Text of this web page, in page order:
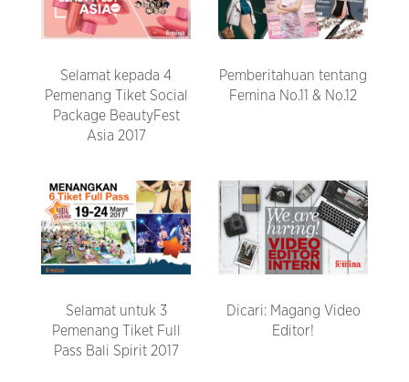
Selamat kepada 4
Pemenang Tiket Social
Package BeautyFest
Asia 2017
Pemberitahuan tentang
Femina No.11 & No.12
Selamat untuk 3
Pemenang Tiket Full
Pass Bali Spirit 2017
Dicari: Magang Video
Editor!